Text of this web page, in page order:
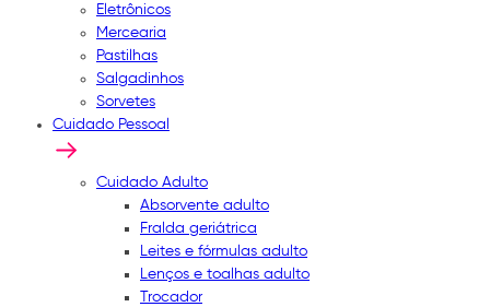
Eletrônicos
Mercearia
Pastilhas
Salgadinhos
Sorvetes
Cuidado Pessoal
Cuidado Adulto
Absorvente adulto
Fralda geriátrica
Leites e fórmulas adulto
Lenços e toalhas adulto
Trocador